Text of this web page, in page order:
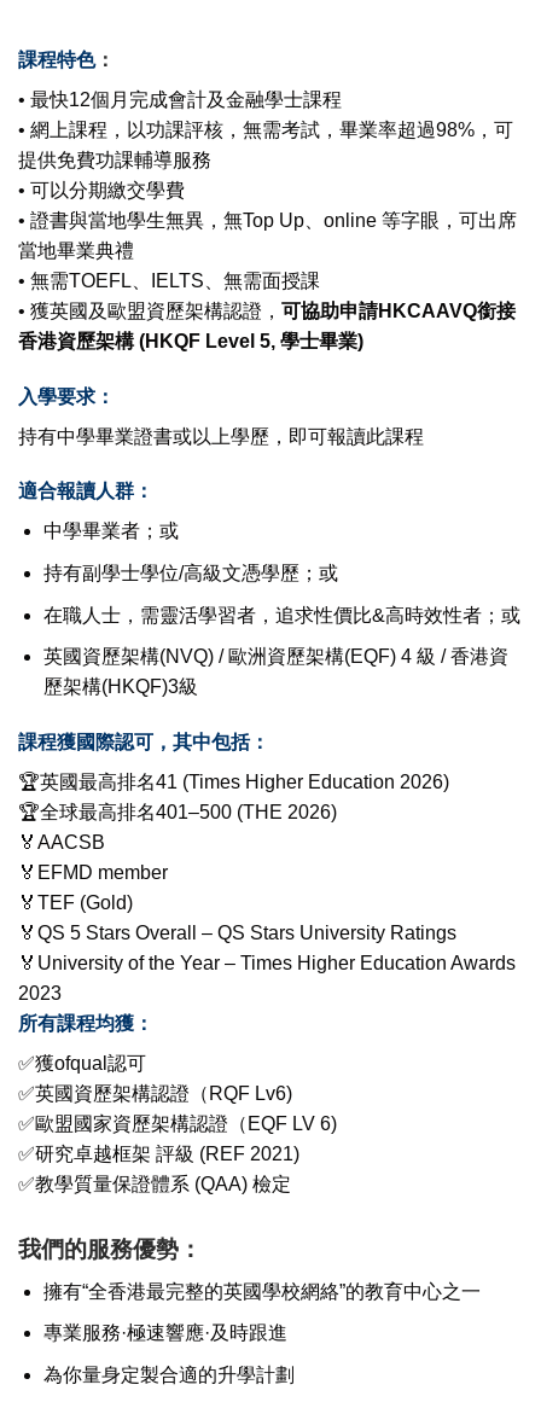
課程特色：
• 最快12個月完成會計及金融學士課程
• 網上課程，以功課評核，無需考試，畢業率超過98%，可
提供免費功課輔導服務
• 可以分期繳交學費
• 證書與當地學生無異，無Top Up、online 等字眼，可出席
當地畢業典禮
• 無需TOEFL、IELTS、無需面授課
• 獲英國及歐盟資歷架構認證， 可協助申請HKCAAVQ銜接
香港資歷架構 (HKQF Level 5, 學士畢業)
入學要求：
持有中學畢業證書或以上學歷，即可報讀此課程
適合報讀人群：
中學畢業者；或
持有副學士學位/高級文憑學歷；或
在職人士，需靈活學習者，追求性價比&高時效性者；或
英國資歷架構(NVQ) / 歐洲資歷架構(EQF) 4 級 / 香港資
歷架構(HKQF)3級
課程獲國際認可，其中包括：
🏆英國最高排名41 (Times Higher Education 2026)
🏆全球最高排名401–500 (THE 2026)
🏅AACSB
🏅EFMD member
🏅TEF (Gold)
🏅QS 5 Stars Overall – QS Stars University Ratings
🏅University of the Year – Times Higher Education Awards
2023
所有課程均獲：
✅獲ofqual認可
✅英國資歷架構認證（RQF Lv6)
✅歐盟國家資歷架構認證（EQF LV 6)
✅研究卓越框架 評級 (REF 2021)
✅教學質量保證體系 (QAA) 檢定
我們的服務優勢：
擁有“全香港最完整的英國學校網絡”的教育中心之一
專業服務·極速響應·及時跟進
為你量身定製合適的升學計劃